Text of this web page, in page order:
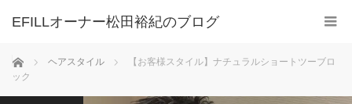
ホーム ヘアスタイル
【お客様スタイル】ナチュラルショートツーブロ
ック